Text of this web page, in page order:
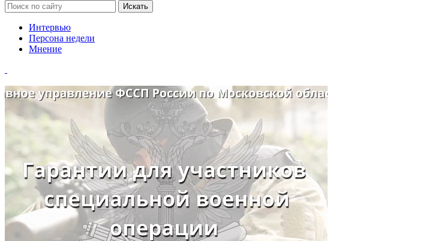
Искать
Интервью
Персона недели
Мнение